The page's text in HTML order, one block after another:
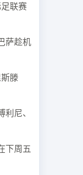
联赛
萨趁机
滕
尼、
下周五